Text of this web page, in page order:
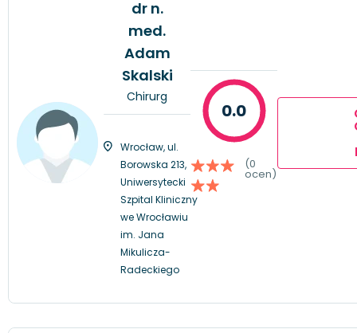
dr n.
med.
Adam
Skalski
Chirurg
Wrocław, ul.
Borowska 213,
Uniwersytecki
Szpital Kliniczny
we Wrocławiu
im. Jana
Mikulicza-
Radeckiego
0.0
(0
ocen)